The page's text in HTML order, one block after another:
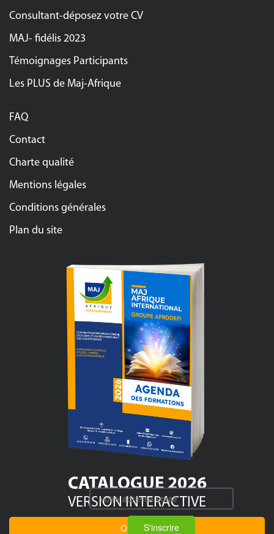
Consultant-déposez votre CV
MAJ- fidélis 2023
Témoignages Participants
Les PLUS de Maj-Afrique
FAQ
Contact
Charte qualité
Mentions légales
Conditions générales
Plan du site
CATALOGUE 2026
VERSION INTERACTIVE
OUVRIRS'inscrire